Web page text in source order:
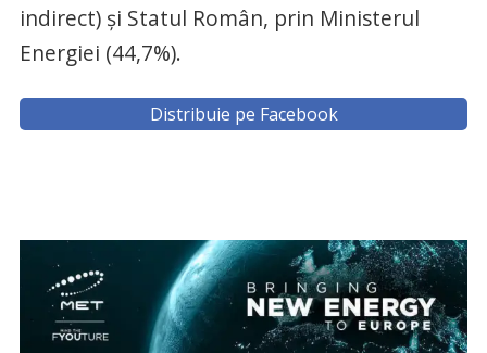
indirect) și Statul Român, prin Ministerul
Energiei (44,7%).
Distribuie pe Facebook